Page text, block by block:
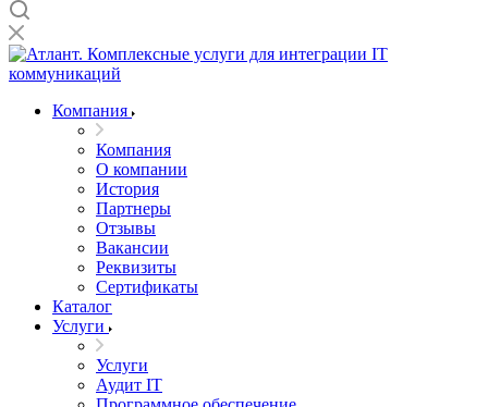
Компания
Компания
О компании
История
Партнеры
Отзывы
Вакансии
Реквизиты
Сертификаты
Каталог
Услуги
Услуги
Аудит IT